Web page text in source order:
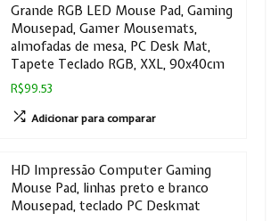
Grande RGB LED Mouse Pad, Gaming
Mousepad, Gamer Mousemats,
almofadas de mesa, PC Desk Mat,
Tapete Teclado RGB, XXL, 90x40cm
R$99.53
Adicionar para comparar
HD Impressão Computer Gaming
Mouse Pad, linhas preto e branco
Mousepad, teclado PC Deskmat